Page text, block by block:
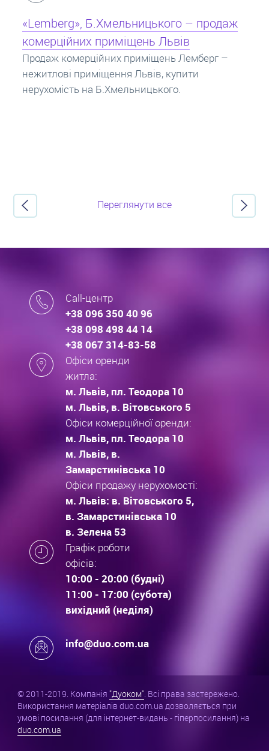
Кредит під заставу нерухомості: іпотека
Іпотека на квартиру – кредит на житло під
заставу нерухомості. Купити в іпотеку – що
потрібно знати? Консультація від Експертів
про іпотечні кредити.
Переглянути все
Call-центр
+38 096 350 40 96
+38 098 498 44 14
+38 067 314-83-58
Офіси оренди
житла:
м. Львів, пл. Теодора 10
м. Львів, в. Вітовського 5
Офіси комерційної оренди:
м. Львів, пл. Теодора 10
м. Львів, в.
Замарстинівська 10
Офіси продажу нерухомості:
м. Львів: в. Вітовського 5,
в. Замарстинівська 10
в. Зелена 53
Графік роботи
офісів:
10:00 - 20:00 (будні)
11:00 - 17:00 (субота)
вихідний (неділя)
info@duo.com.ua
© 2011-2019. Компанія "Дуоком". Всі права застережено.
Використання матеріалів duo.com.ua дозволяється при
умові посилання (для інтернет-видань - гіперпосилання) на
duo.com.ua